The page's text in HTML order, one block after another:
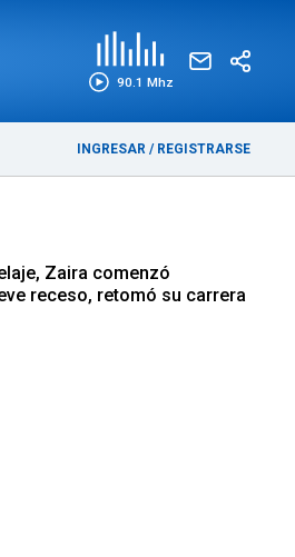
90.1 Mhz
INGRESAR / REGISTRARSE
Zaira comenzó
receso, retomó su carrera